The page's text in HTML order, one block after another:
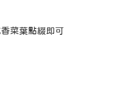
菜葉點綴即可